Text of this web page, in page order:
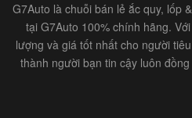
G7Auto là chuỗi bán lẻ ắc quy, lốp
tại G7Auto 100% chính hãng.
lượng và giá tốt nhất cho người
thành người bạn tin cậy luôn